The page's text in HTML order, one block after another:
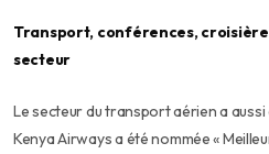
Transport, conférences,
secteur
Le secteur du transport aérien a
Kenya Airways a été nommée «